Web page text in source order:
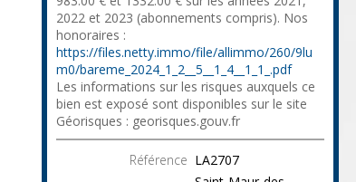
2022 et 2023 (abonnements compris). Nos
honoraires :
https://files.netty.immo/file/allimmo/260/9lu
m0/bareme_2024_1_2__5__1_4__1_1_.pdf
Les informations sur les risques auxquels ce
bien est exposé sont disponibles sur le site
Géorisques : georisques.gouv.fr
Référence LA2707